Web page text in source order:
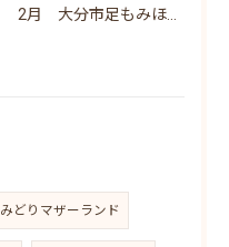
みどりマザーランド